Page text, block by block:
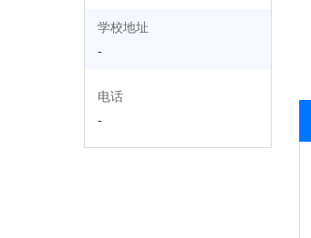
学校地址
-
电话
-